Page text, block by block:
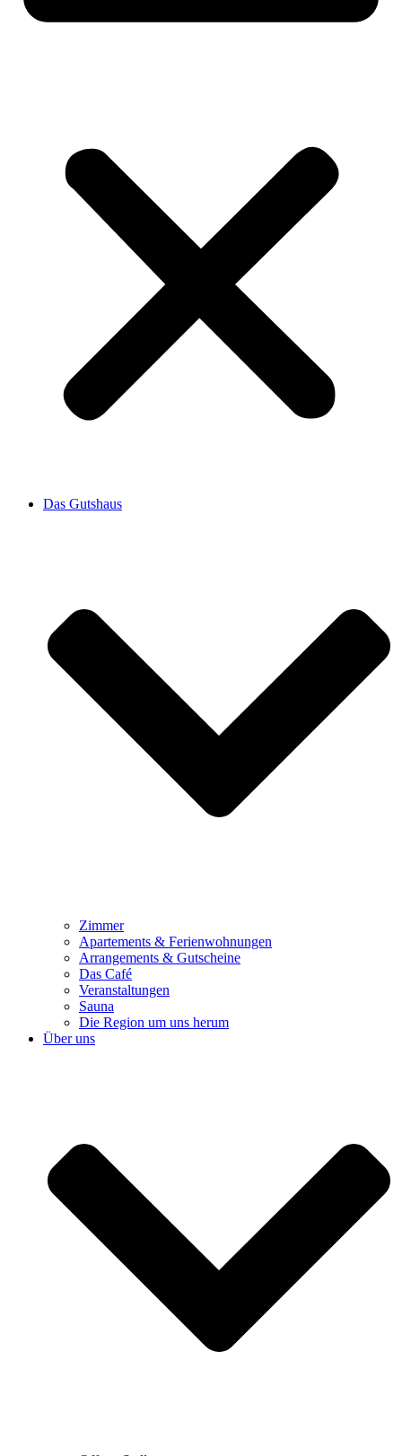
Das Gutshaus
Zimmer
Apartements & Ferienwohnungen
Arrangements & Gutscheine
Das Café
Veranstaltungen
Sauna
Die Region um uns herum
Über uns